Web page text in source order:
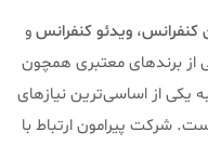
کنفرانس،ویدئو کنفرانسو
از برندهای معتبری همچون
یکی از اساسی‌ترین نیازهای
شرکت پیرامون ارتباط با